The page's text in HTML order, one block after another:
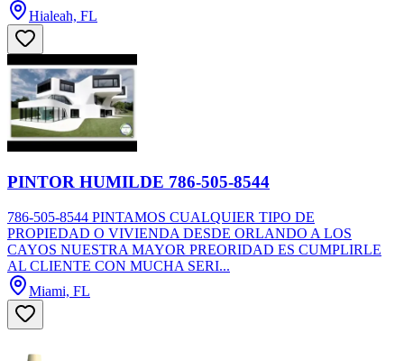
Hialeah, FL
PINTOR HUMILDE 786-505-8544
786-505-8544 PINTAMOS CUALQUIER TIPO DE
PROPIEDAD O VIVIENDA DESDE ORLANDO A LOS
CAYOS NUESTRA MAYOR PREORIDAD ES CUMPLIRLE
AL CLIENTE CON MUCHA SERI...
Miami, FL